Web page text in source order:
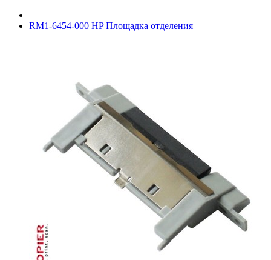
RM1-6454-000 HP Площадка отделения